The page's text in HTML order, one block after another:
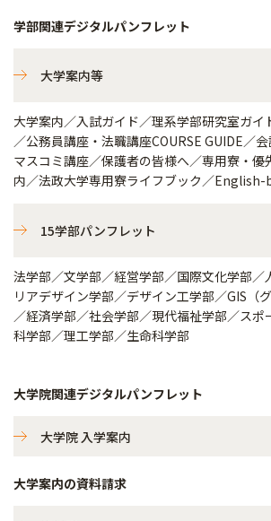
学部関連デジタルパンフレット
大学案内等
大学案内／入試ガイド／理系学部研究室ガ
／公務員講座・法職講座COURSE GUIDE／
マスコミ講座／保護者の皆様へ／専用寮・優
内／法政大学専用寮ライフブック／
15学部パンフレット
法学部／文学部／経営学部／国際文化学部／
リアデザイン学部／デザイン工学部／GIS（
／経済学部／社会学部／現代福祉学部／スポ
科学部／理工学部／生命科学部
大学院関連デジタルパンフレット
大学院 入学案内
大学案内の資料請求